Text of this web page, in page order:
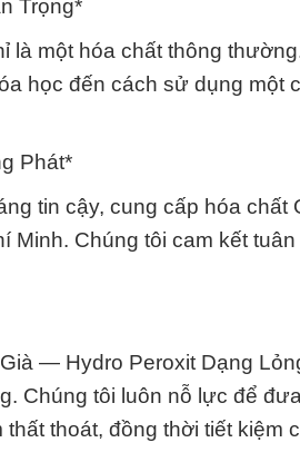
Trọng*
một hóa chất thông
học đến cách sử dụng một
Phát*
tin cậy, cung cấp hóa
Chúng tôi cam kết
— Hydro Peroxit Dạng
Chúng tôi luôn nỗ lực để
thoát, đồng thời tiết kiệm